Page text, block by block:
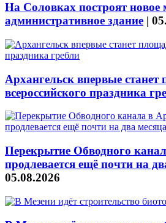
На Соловках построят новое
административное здание |
Архангельск впервые
всероссийского праздника
Перекрытие Обводного
продлевается ещё почти на
05.08.2026